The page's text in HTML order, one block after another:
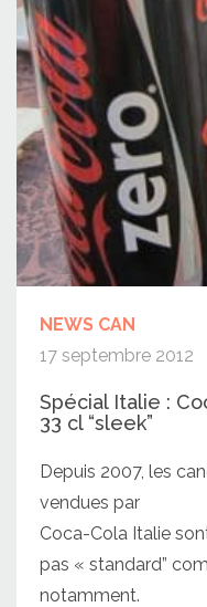
NEWS CAN
17 septembre 2012
Spécial Italie :
33 cl “sleek”
Depuis 2007, les
vendues par
Coca-Cola Italie
pas « standard”
notamment.